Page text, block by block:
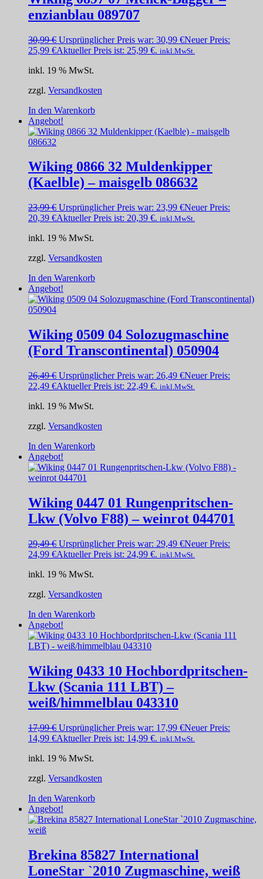
enzianblau 089707
30,99€ Ursprünglicher Preis war: 30,99 €Neuer Preis:
25,99 €Aktueller Preis ist: 25,99 €. inkl.MwSt.
inkl. 19 % MwSt.
zzgl. Versandkosten
In den Warenkorb
Angebot!
Wiking 0866 32 Muldenkipper
(Kaelble) – maisgelb 086632
23,99€ Ursprünglicher Preis war: 23,99 €Neuer Preis:
20,39 €Aktueller Preis ist: 20,39 €. inkl.MwSt.
inkl. 19 % MwSt.
zzgl. Versandkosten
In den Warenkorb
Angebot!
Wiking 0509 04 Solozugmaschine
(Ford Transcontinental) 050904
26,49€ Ursprünglicher Preis war: 26,49 €Neuer Preis:
22,49 €Aktueller Preis ist: 22,49 €. inkl.MwSt.
inkl. 19 % MwSt.
zzgl. Versandkosten
In den Warenkorb
Angebot!
Wiking 0447 01 Rungenpritschen-
Lkw (Volvo F88) – weinrot 044701
29,49€ Ursprünglicher Preis war: 29,49 €Neuer Preis:
24,99 €Aktueller Preis ist: 24,99 €. inkl.MwSt.
inkl. 19 % MwSt.
zzgl. Versandkosten
In den Warenkorb
Angebot!
Wiking 0433 10 Hochbordpritschen-
Lkw (Scania 111 LBT) –
weiß/himmelblau 043310
17,99€ Ursprünglicher Preis war: 17,99 €Neuer Preis:
14,99 €Aktueller Preis ist: 14,99 €. inkl.MwSt.
inkl. 19 % MwSt.
zzgl. Versandkosten
In den Warenkorb
Angebot!
Brekina 85827 International
LoneStar `2010 Zugmaschine, weiß